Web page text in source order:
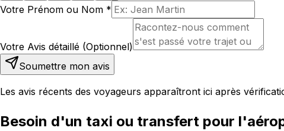
Votre Prénom ou Nom *
Votre Avis détaillé (Optionnel)
Soumettre mon avis
Les avis récents des voyageurs apparaîtront ici après
Besoin d'un taxi ou transfert pour